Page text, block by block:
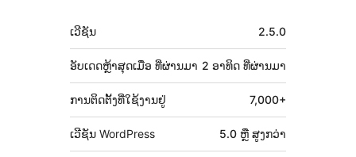
ຂໍ້ມູນ
ກຳກັບ
(Meta)
ເວີຊັນ 2.5.0
ອັບເດດຫຼ້າສຸດເມື່ອ 2 ອາທິດ ທີ່ຜ່ານມາ
ທີ່ຜ່ານມາ
ການຕິດຕັ້ງທີ່ໃຊ້ງານຢູ່ 7,000+
ເວີຊັນ WordPress 5.0 ຫຼື ສູງກວ່າ